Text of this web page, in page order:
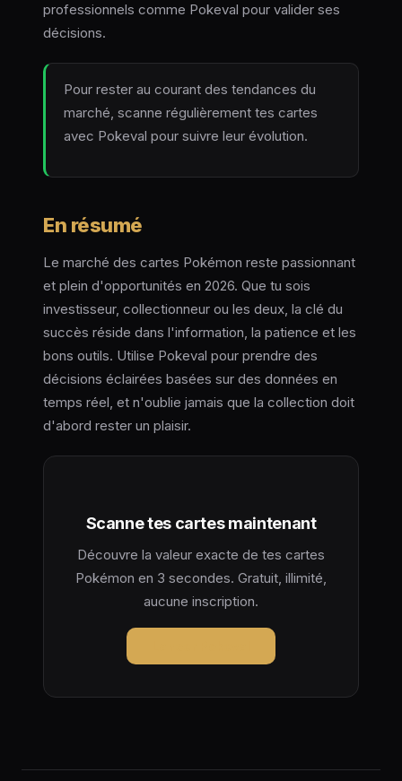
professionnels comme Pokeval pour valider ses
décisions.
Pour rester au courant des tendances du
marché, scanne régulièrement tes cartes
avec Pokeval pour suivre leur évolution.
En résumé
Le marché des cartes Pokémon reste passionnant
et plein d'opportunités en 2026. Que tu sois
investisseur, collectionneur ou les deux, la clé du
succès réside dans l'information, la patience et les
bons outils. Utilise Pokeval pour prendre des
décisions éclairées basées sur des données en
temps réel, et n'oublie jamais que la collection doit
d'abord rester un plaisir.
Scanne tes cartes maintenant
Découvre la valeur exacte de tes cartes
Pokémon en 3 secondes. Gratuit, illimité,
aucune inscription.